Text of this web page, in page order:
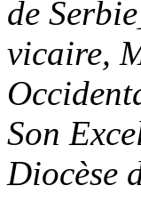
de Serbie
vicaire,
Son
Diocèse